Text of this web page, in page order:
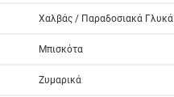
Χαλβάς / Παραδοσιακά Γλυκά
Μπισκότα
Ζυμαρικά